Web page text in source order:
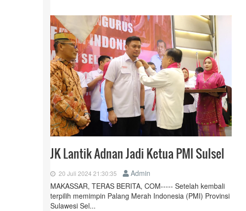
JK Lantik Adnan Jadi Ketua PMI Sulsel
20 Juli 2024 21:30:35
Admin
MAKASSAR, TERAS BERITA, COM----- Setelah kembali
terpilih memimpin Palang Merah Indonesia (PMI) Provinsi
Sulawesi Sel...